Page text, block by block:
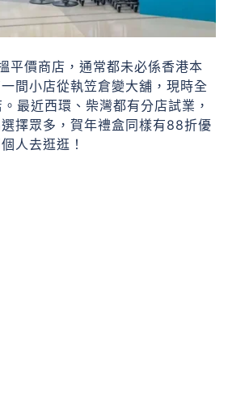
平價商店，通常都未必係香港本
間小店從執笠倉變大舖，現時全
最近西環、柴灣都有分店試業，
擇眾多，賀年禮盒同樣有88折優
人去逛逛！